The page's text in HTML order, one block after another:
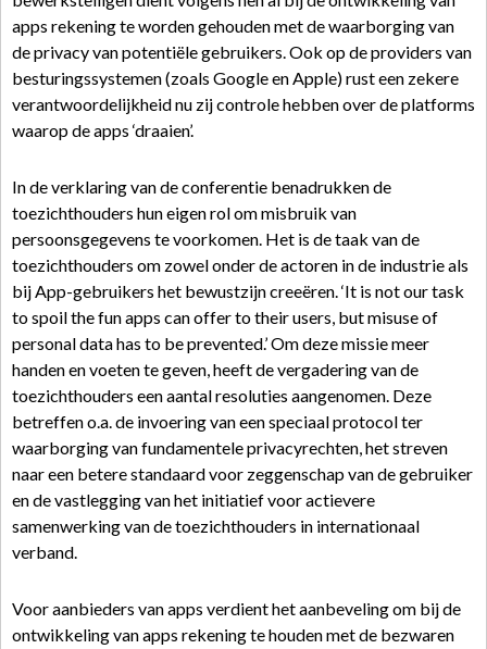
apps rekening te worden gehouden met de waarborging van
de privacy van potentiële gebruikers. Ook op de providers van
besturingssystemen (zoals Google en Apple) rust een zekere
verantwoordelijkheid nu zij controle hebben over de platforms
waarop de apps ‘draaien’.
In de verklaring van de conferentie benadrukken de
toezichthouders hun eigen rol om misbruik van
persoonsgegevens te voorkomen. Het is de taak van de
toezichthouders om zowel onder de actoren in de industrie als
bij App-gebruikers het bewustzijn creeëren. ‘It is not our task
to spoil the fun apps can offer to their users, but misuse of
personal data has to be prevented.’ Om deze missie meer
handen en voeten te geven, heeft de vergadering van de
toezichthouders een aantal resoluties aangenomen. Deze
betreffen o.a. de invoering van een speciaal protocol ter
waarborging van fundamentele privacyrechten, het streven
naar een betere standaard voor zeggenschap van de gebruiker
en de vastlegging van het initiatief voor actievere
samenwerking van de toezichthouders in internationaal
verband.
Voor aanbieders van apps verdient het aanbeveling om bij de
ontwikkeling van apps rekening te houden met de bezwaren